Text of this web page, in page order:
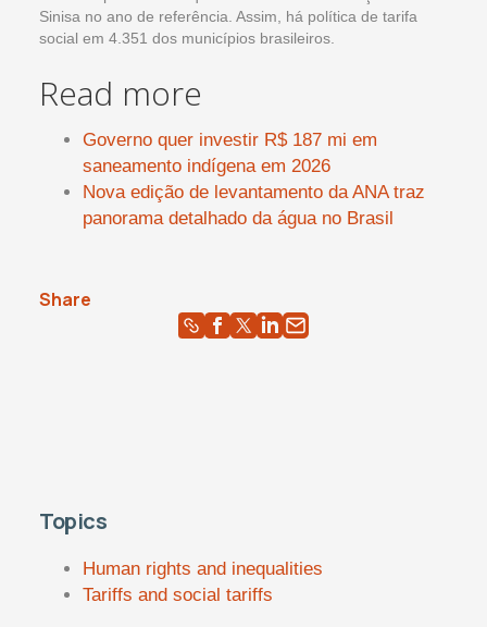
Sinisa no ano de referência. Assim, há política de tarifa
social em 4.351 dos municípios brasileiros.
Read more
Governo quer investir R$ 187 mi em
saneamento indígena em 2026
Nova edição de levantamento da ANA traz
panorama detalhado da água no Brasil
Share
Topics
Human rights and inequalities
Tariffs and social tariffs